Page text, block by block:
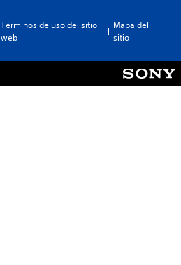
Términos de uso del sitio
web
Mapa del
sitio